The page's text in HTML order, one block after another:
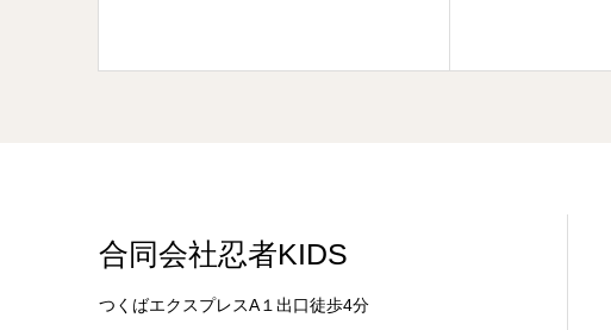
合同会社忍者KIDS
つくばエクスプレスA１出口徒歩4分